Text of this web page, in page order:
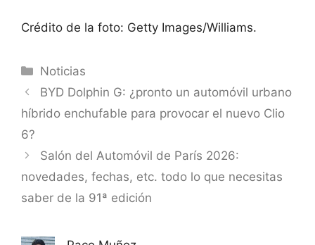
Crédito de la foto: Getty Images/Williams.
Categorías
Noticias
BYD Dolphin G: ¿pronto un automóvil urbano
híbrido enchufable para provocar el nuevo Clio
6?
Salón del Automóvil de París 2026:
novedades, fechas, etc. todo lo que necesitas
saber de la 91ª edición